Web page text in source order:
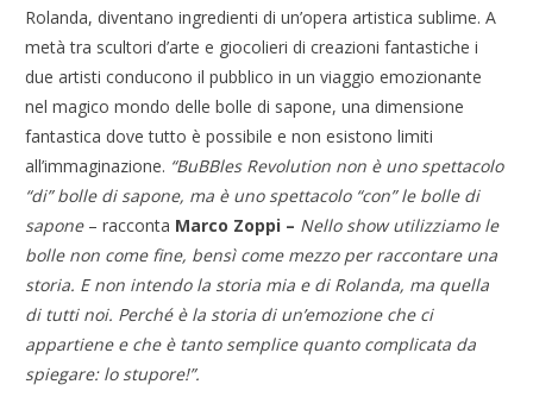
Rolanda, diventano ingredienti di un’opera artistica sublime. A
metà tra scultori d’arte e giocolieri di creazioni fantastiche i
due artisti conducono il pubblico in un viaggio emozionante
nel magico mondo delle bolle di sapone, una dimensione
fantastica dove tutto è possibile e non esistono limiti
all’immaginazione. “BuBBles Revolution non è uno spettacolo
“di” bolle di sapone, ma è uno spettacolo “con” le bolle di
sapone – racconta Marco Zoppi – Nello show utilizziamo le
bolle non come fine, bensì come mezzo per raccontare una
storia. E non intendo la storia mia e di Rolanda, ma quella
di tutti noi. Perché è la storia di un’emozione che ci
appartiene e che è tanto semplice quanto complicata da
spiegare: lo stupore!”.